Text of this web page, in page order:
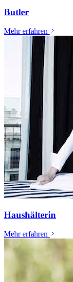
Butler
Mehr erfahren
Haushälterin
Mehr erfahren